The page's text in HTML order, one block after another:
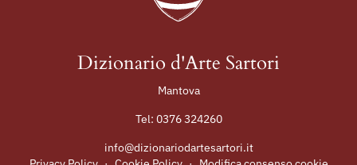
Dizionario d'Arte Sartori
Mantova
Tel: 0376 324260
info@dizionariodartesartori.it